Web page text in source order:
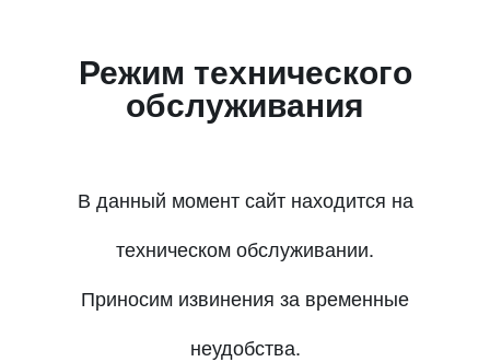
Режим технического
обслуживания
В данный момент сайт находится на
техническом обслуживании.
Приносим извинения за временные
неудобства.